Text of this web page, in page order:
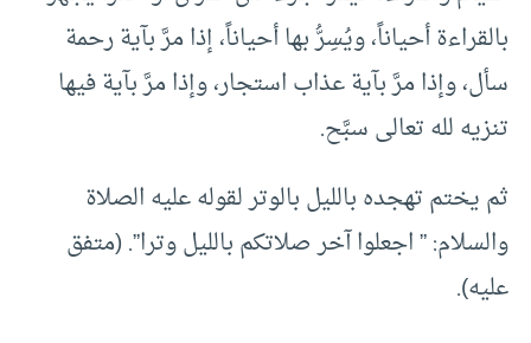
بالقراءة أحياناً، ويُسِرُّ بها أحياناً، إذا مرَّ بآية رحمة
سأل، وإذا مرَّ بآية عذاب استجار، وإذا مرَّ بآية فيها
تنزيه لله تعالى سبَّح.
ثم يختم تهجده بالليل بالوتر لقوله عليه الصلاة
والسلام: ” اجعلوا آخر صلاتكم بالليل وترا”. (متفق
عليه).